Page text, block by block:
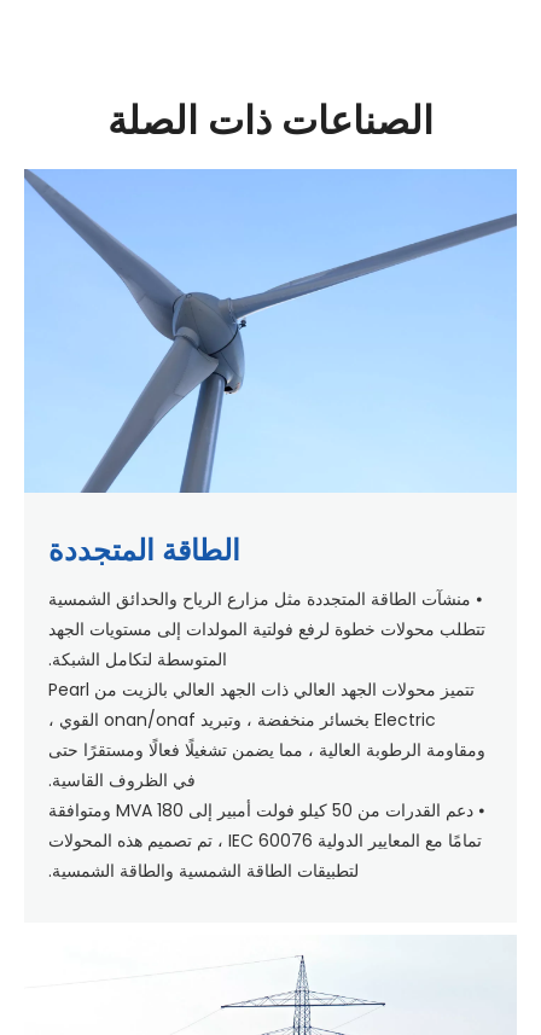
الصناعات ذات الصلة
الطاقة المتجددة
⦁ منشآت الطاقة المتجددة مثل مزارع الرياح والحدائق الشمسية
تتطلب محولات خطوة لرفع فولتية المولدات إلى مستويات الجهد
المتوسطة لتكامل الشبكة.
تتميز محولات الجهد العالي ذات الجهد العالي بالزيت من Pearl
Electric بخسائر منخفضة ، وتبريد onan/onaf القوي ،
ومقاومة الرطوبة العالية ، مما يضمن تشغيلًا فعالًا ومستقرًا حتى
في الظروف القاسية.
⦁ دعم القدرات من 50 كيلو فولت أمبير إلى 180 MVA ومتوافقة
تمامًا مع المعايير الدولية IEC 60076 ، تم تصميم هذه المحولات
لتطبيقات الطاقة الشمسية والطاقة الشمسية.